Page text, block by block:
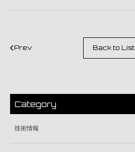
Prev Back to List
Category
技術情報